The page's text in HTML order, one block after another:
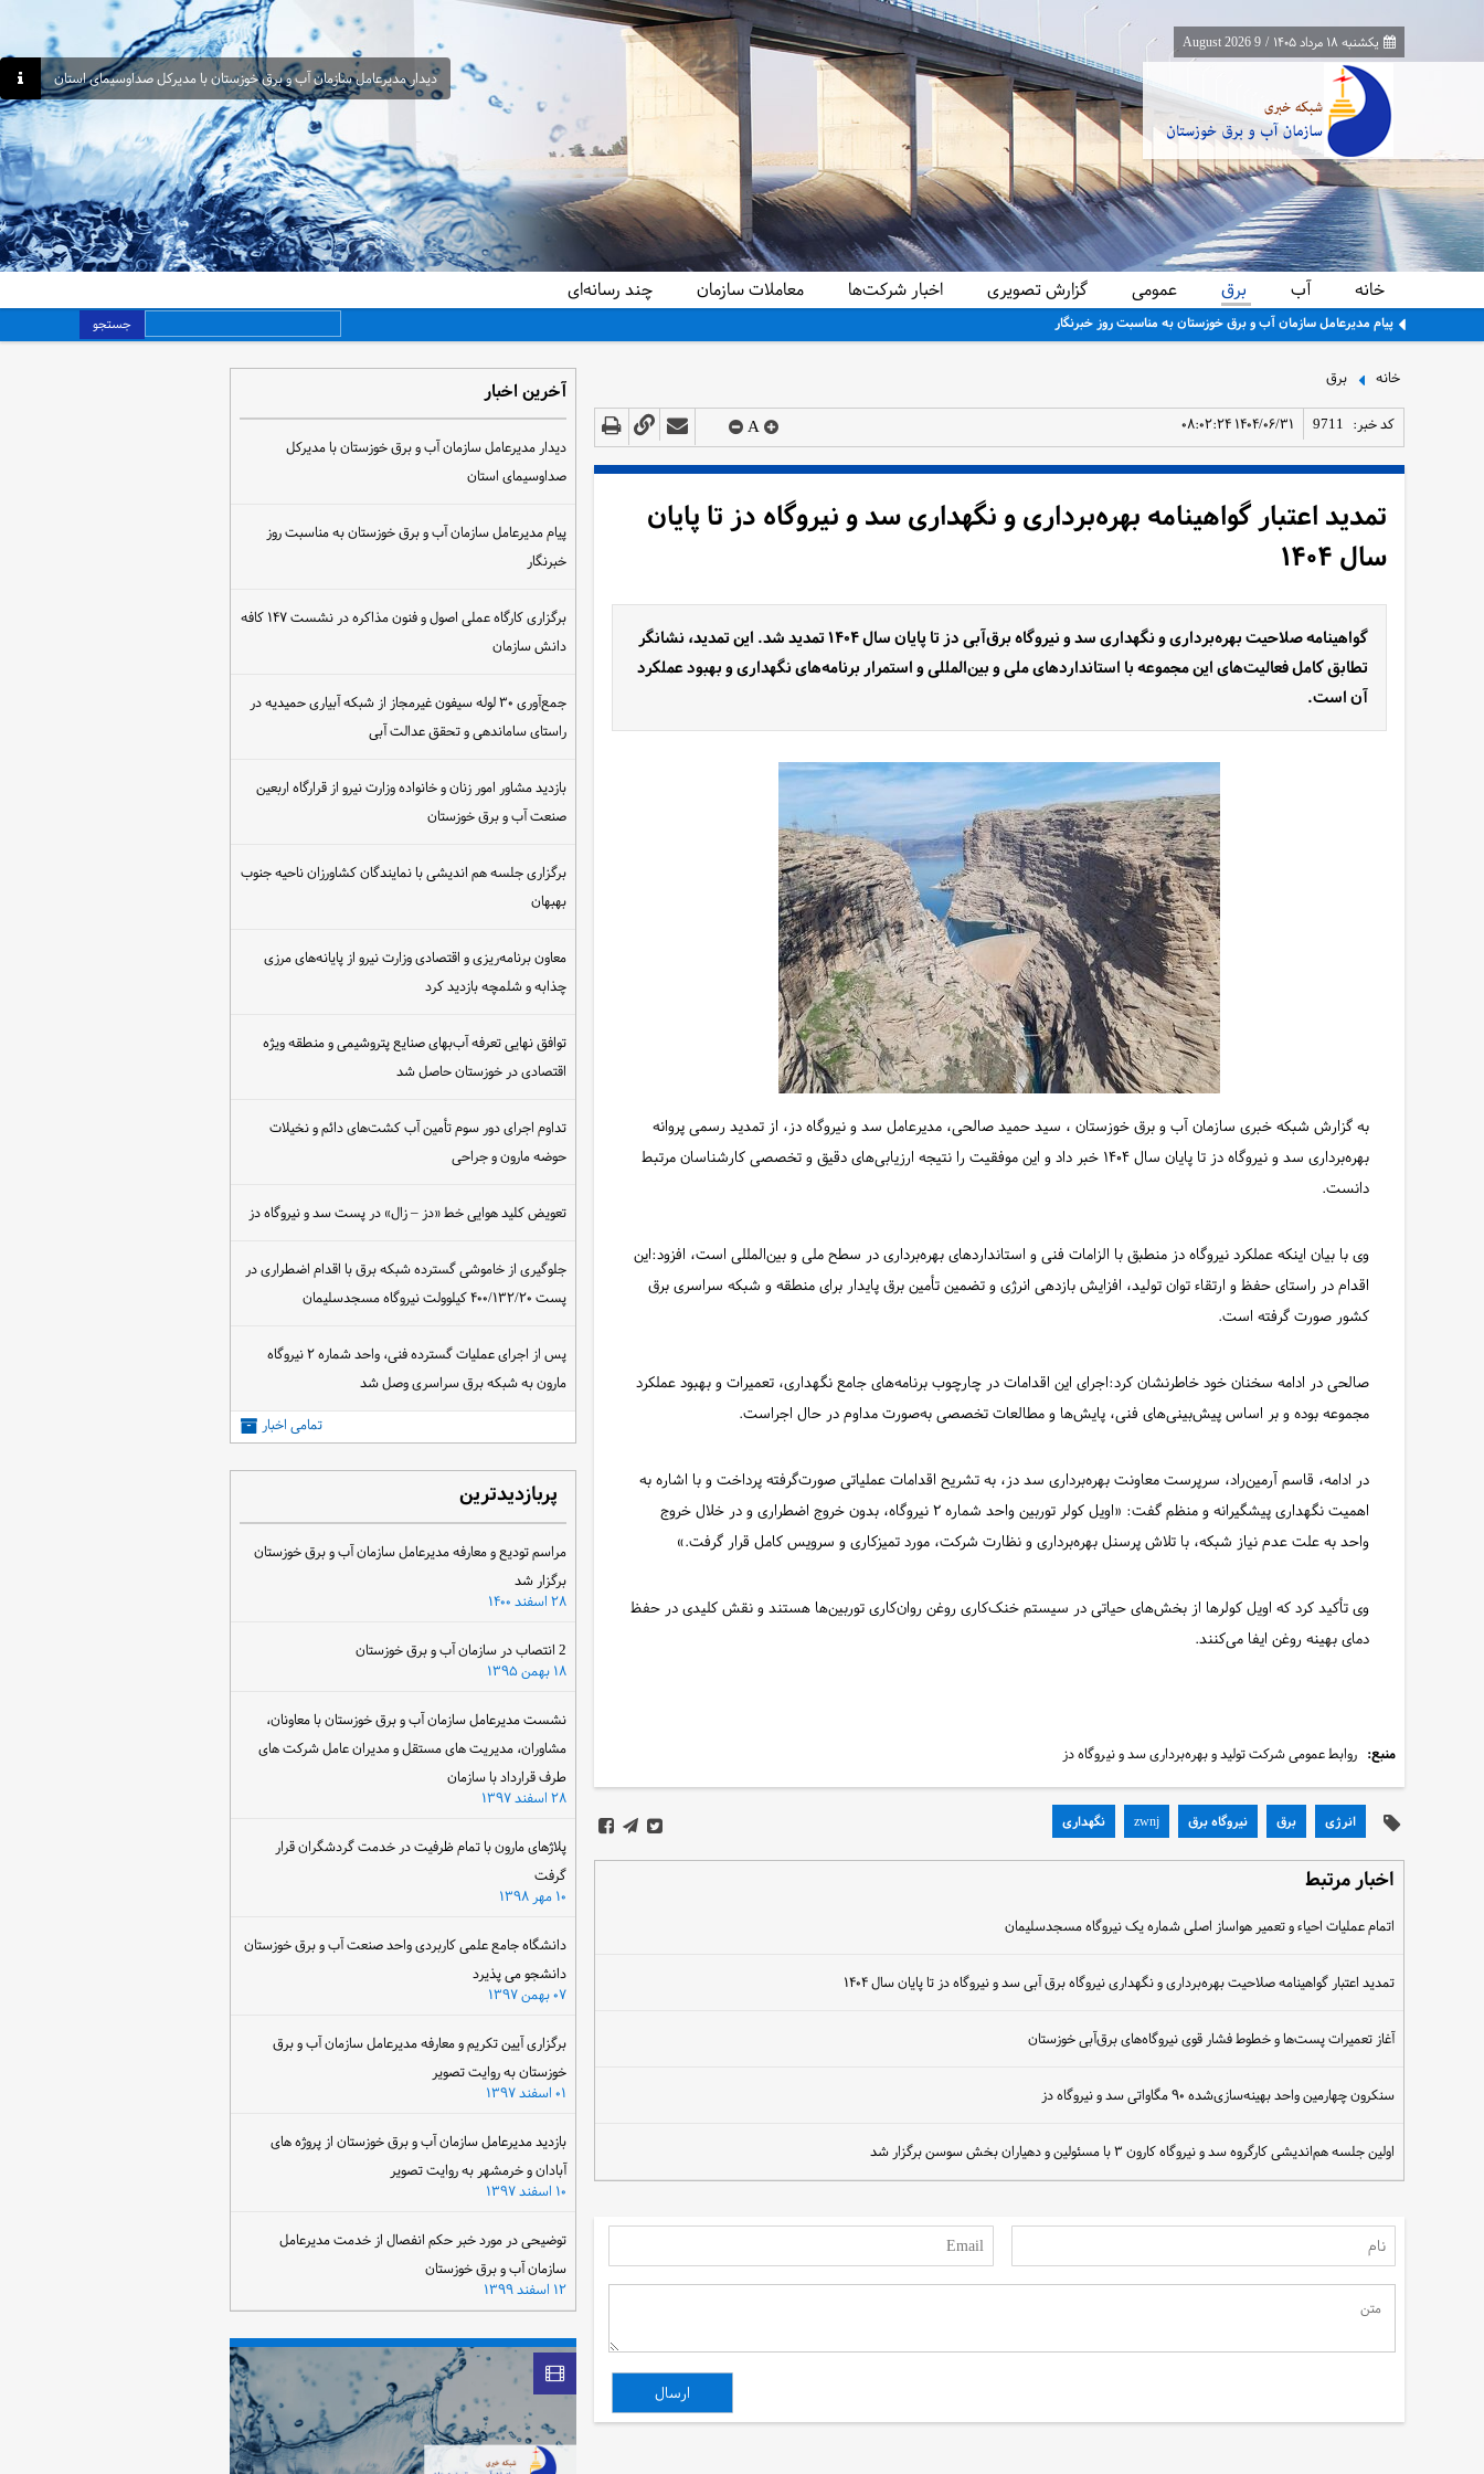
یکشنبه ۱۸ مرداد ۱۴۰۵ /
9 August 2026
دیدار مدیرعامل سازمان آب و برق خوزستان با مدیرکل صداوسیمای استان
خانه آب برق عمومی گزارش تصویری اخبار شرکت‌ها معاملات سازمان چند رسانه‌ای
پیام مدیرعامل سازمان آب و برق خوزستان به مناسبت روز خبرنگار جستجو
خانه برق
کد خبر: 9711 ۱۴۰۴/۰۶/۳۱ ۰۸:۰۲:۲۴ A
تمدید اعتبار گواهینامه بهره‌برداری و نگهداری سد و نیروگاه دز تا پایان
سال ۱۴۰۴
گواهینامه صلاحیت بهره‌برداری و نگهداری سد و نیروگاه برق‌آبی دز تا پایان سال ۱۴۰۴ تمدید شد. این تمدید، نشانگر
تطابق کامل فعالیت‌های این مجموعه با استانداردهای ملی و بین‌المللی و استمرار برنامه‌های نگهداری و بهبود عملکرد
آن است.
به گزارش شبکه خبری سازمان آب و برق خوزستان ، سید حمید صالحی، مدیرعامل سد و نیروگاه دز، از تمدید رسمی پروانه
بهره‌برداری سد و نیروگاه دز تا پایان سال ۱۴۰۴ خبر داد و این موفقیت را نتیجه ارزیابی‌های دقیق و تخصصی کارشناسان مرتبط
دانست.
وی با بیان اینکه عملکرد نیروگاه دز منطبق با الزامات فنی و استانداردهای بهره‌برداری در سطح ملی و بین‌المللی است، افزود:این
اقدام در راستای حفظ و ارتقاء توان تولید، افزایش بازدهی انرژی و تضمین تأمین برق پایدار برای منطقه و شبکه سراسری برق
کشور صورت گرفته است.
صالحی در ادامه سخنان خود خاطرنشان کرد:اجرای این اقدامات در چارچوب برنامه‌های جامع نگهداری، تعمیرات و بهبود عملکرد
مجموعه بوده و بر اساس پیش‌بینی‌های فنی، پایش‌ها و مطالعات تخصصی به‌صورت مداوم در حال اجراست.
در ادامه، قاسم آرمین‌راد، سرپرست معاونت بهره‌برداری سد دز، به تشریح اقدامات عملیاتی صورت‌گرفته پرداخت و با اشاره به
اهمیت نگهداری پیشگیرانه و منظم گفت: «اویل کولر توربین واحد شماره ۲ نیروگاه، بدون خروج اضطراری و در خلال خروج
واحد به علت عدم نیاز شبکه، با تلاش پرسنل بهره‌برداری و نظارت شرکت، مورد تمیزکاری و سرویس کامل قرار گرفت.»
وی تأکید کرد که اویل کولرها از بخش‌های حیاتی در سیستم خنک‌کاری روغن روان‌کاری توربین‌ها هستند و نقش کلیدی در حفظ
دمای بهینه روغن ایفا می‌کنند.
منبع: روابط عمومی شرکت تولید و بهره‌برداری سد و نیروگاه دز
انرژی برق نیروگاه برق zwnj نگهداری
اخبار مرتبط
اتمام عملیات احیاء و تعمیر هواساز اصلی شماره یک نیروگاه مسجدسلیمان
تمدید اعتبار گواهینامه صلاحیت بهره‌برداری و نگهداری نیروگاه‌ برق آبی سد و نیروگاه دز تا پایان سال ۱۴۰۴
آغاز تعمیرات پست‌ها و خطوط فشار قوی نیروگاه‌های برق‌آبی خوزستان
سنکرون چهارمین واحد بهینه‌سازی‌شده ۹۰ مگاواتی سد و نیروگاه دز
اولین جلسه هم‌اندیشی کارگروه سد و نیروگاه کارون ۳ با مسئولین و دهیاران بخش سوسن برگزار شد
آخرین اخبار
دیدار مدیرعامل سازمان آب و برق خوزستان با مدیرکل
صداوسیمای استان
پیام مدیرعامل سازمان آب و برق خوزستان به مناسبت روز
خبرنگار
برگزاری کارگاه عملی اصول و فنون مذاکره در نشست ۱۴۷ کافه
دانش سازمان
جمع‌آوری ۳۰ لوله سیفون غیرمجاز از شبکه آبیاری حمیدیه در
راستای ساماندهی و تحقق عدالت آبی
بازدید مشاور امور زنان و خانواده وزارت نیرو از قرارگاه اربعین
صنعت آب و برق خوزستان
برگزاری جلسه هم اندیشی با نمایندگان کشاورزان ناحیه جنوب
بهبهان
معاون برنامه‌ریزی و اقتصادی وزارت نیرو از پایانه‌های مرزی
چذابه و شلمچه بازدید کرد
توافق نهایی تعرفه آب‌بهای صنایع پتروشیمی و منطقه ویژه
اقتصادی در خوزستان حاصل شد
تداوم اجرای دور سوم تأمین آب کشت‌های دائم و نخیلات
حوضه مارون و جراحی
تعویض کلید هوایی خط «دز – زال» در پست سد و نیروگاه دز
جلوگیری از خاموشی گسترده شبکه برق با اقدام اضطراری در
پست ۴۰۰/۱۳۲/۲۰ کیلوولت نیروگاه مسجدسلیمان
پس از اجرای عملیات گسترده فنی، واحد شماره ۲ نیروگاه
مارون به شبکه برق سراسری وصل شد
تمامی اخبار
پربازدیدترین
مراسم تودیع و معارفه مدیرعامل سازمان آب و برق خوزستان
برگزار شد
۲۸ اسفند ۱۴۰۰
2 انتصاب در سازمان آب و برق خوزستان
۱۸ بهمن ۱۳۹۵
نشست مدیرعامل سازمان آب و برق خوزستان با معاونان،
مشاوران، مدیریت های مستقل و مدیران عامل شرکت های
طرف قرارداد با سازمان
۲۸ اسفند ۱۳۹۷
پلاژهای مارون با تمام ظرفیت در خدمت گردشگران قرار
گرفت
۱۰ مهر ۱۳۹۸
دانشگاه جامع علمی کاربردی واحد صنعت آب و برق خوزستان
دانشجو می پذیرد
۰۷ بهمن ۱۳۹۷
برگزاری آیین تکریم و معارفه مدیرعامل سازمان آب و برق
خوزستان به روایت تصویر
۰۱ اسفند ۱۳۹۷
بازدید مدیرعامل سازمان آب و برق خوزستان از پروژه های
آبادان و خرمشهر به روایت تصویر
۱۰ اسفند ۱۳۹۷
توضیحی در مورد خبر حکم انفصال از خدمت مدیرعامل
سازمان آب و برق خوزستان
۱۲ اسفند ۱۳۹۹